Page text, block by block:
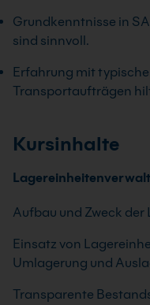
Grundkenntnisse in
sind sinnvoll.
Erfahrung mit
Transportaufträgen
Kursinhalte
Aufbau und Zweck
Einsatz von
Umlagerung und
Transparente